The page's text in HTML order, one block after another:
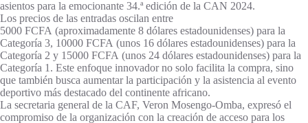
asientos para la emocionante 34.ª edición de la CAN 2024.
Los precios de las entradas oscilan entre
5000 FCFA (aproximadamente 8 dólares estadounidenses) para la
Categoría 3, 10000 FCFA (unos 16 dólares estadounidenses) para la
Categoría 2 y 15000 FCFA (unos 24 dólares estadounidenses) para la
Categoría 1. Este enfoque innovador no solo facilita la compra, sino
que también busca aumentar la participación y la asistencia al evento
deportivo más destacado del continente africano.
La secretaria general de la CAF, Veron Mosengo-Omba, expresó el
compromiso de la organización con la creación de acceso para los